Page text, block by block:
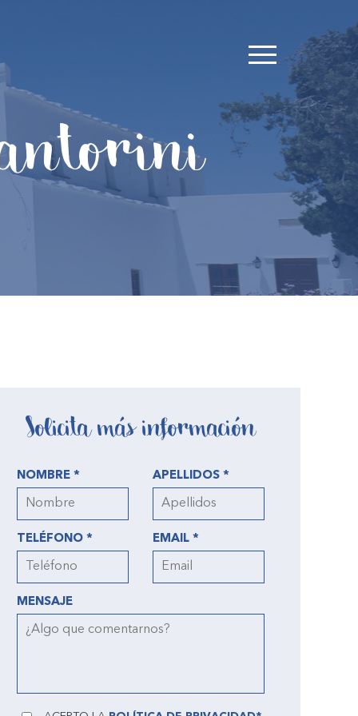
Solicita más información
NOMBRE * APELLIDOS *
TELÉFONO * EMAIL *
MENSAJE